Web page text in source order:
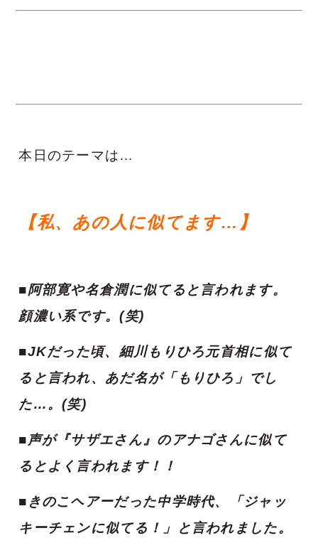
本日のテーマは…
【私、あの人に似てます…】
■阿部寛や名倉潤に似てると言われます。
顔濃い系です。(笑)
■JKだった頃、細川もりひろ元首相に似て
ると言われ、あだ名が「もりひろ」でし
た…。(笑)
■声が『サザエさん』のアナゴさんに似て
るとよく言われます！！
■きのこヘアーだった中学時代、「ジャッ
キーチェンに似てる！」と言われました。